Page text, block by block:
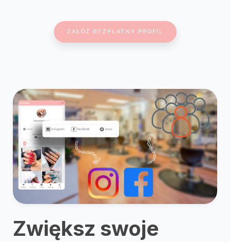
ZAŁÓŻ BEZPŁATNY PROFIL
Zwiększ swoje